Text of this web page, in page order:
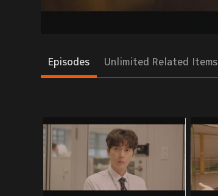
Episodes Unlimited Related Items